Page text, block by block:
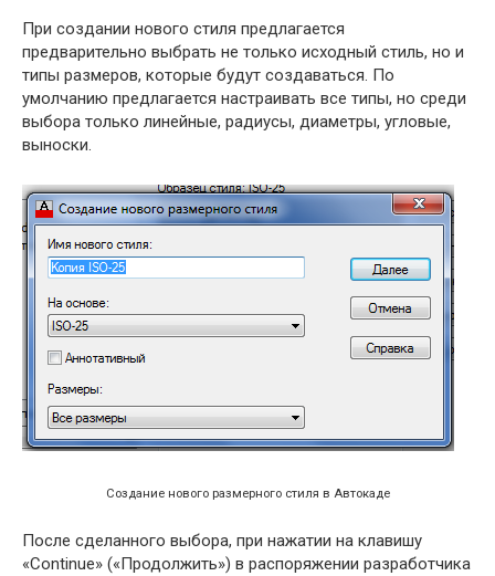
При создании нового стиля предлагается
предварительно выбрать не только исходный стиль, но и
типы размеров, которые будут создаваться. По
умолчанию предлагается настраивать все типы, но среди
выбора только линейные, радиусы, диаметры, угловые,
выноски.
Создание нового размерного стиля в Автокаде
После сделанного выбора, при нажатии на клавишу
«Continue» («Продолжить») в распоряжении разработчика